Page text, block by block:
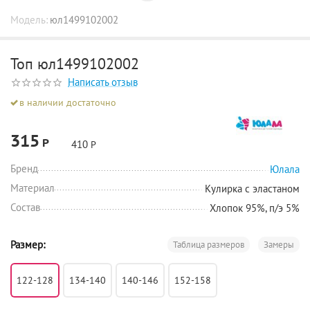
Модель: юл1499102002
Топ юл1499102002
Написать отзыв
в наличии достаточно
315 Р 410 Р
Бренд
Юлала
Материал
Кулирка с эластаном
Состав
Хлопок 95%, п/э 5%
Размер: Замеры
Таблица размеров
122-128 134-140 140-146 152-158